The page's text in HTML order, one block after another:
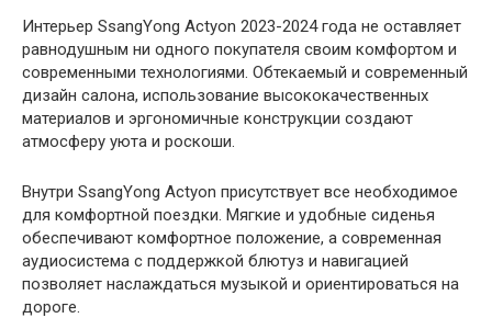
Интерьер SsangYong Actyon 2023-2024 года не оставляет
равнодушным ни одного покупателя своим комфортом и
современными технологиями. Обтекаемый и современный
дизайн салона, использование высококачественных
материалов и эргономичные конструкции создают
атмосферу уюта и роскоши.
Внутри SsangYong Actyon присутствует все необходимое
для комфортной поездки. Мягкие и удобные сиденья
обеспечивают комфортное положение, а современная
аудиосистема с поддержкой блютуз и навигацией
позволяет наслаждаться музыкой и ориентироваться на
дороге.